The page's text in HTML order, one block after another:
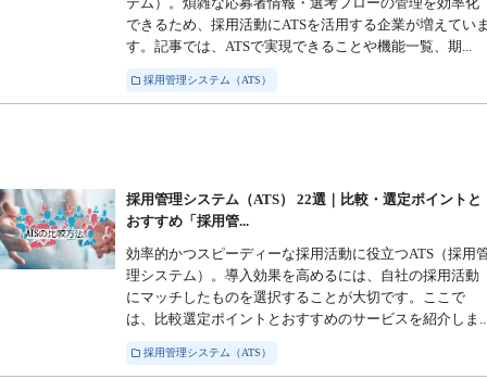
できるため、採用活動にATSを活用する企業が増えてい
す。記事では、ATSで実現できることや機能一覧、期...
採用管理システム（ATS）
採用管理システム（ATS） 22選｜比較・選定ポイントと
おすすめ「採用管...
効率的かつスピーディーな採用活動に役立つATS（採用
理システム）。導入効果を高めるには、自社の採用活動
にマッチしたものを選択することが大切です。ここで
は、比較選定ポイントとおすすめのサービスを紹介しま
採用管理システム（ATS）